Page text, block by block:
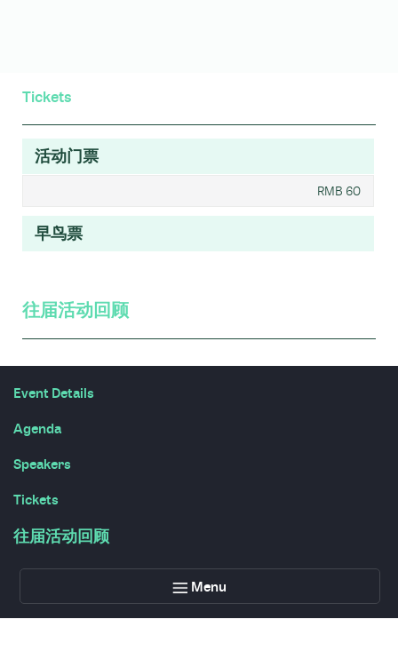
Tickets
活动门票
RMB 60
早鸟票
往届活动回顾
Menu
Event Details
Agenda
Speakers
Tickets
往届活动回顾